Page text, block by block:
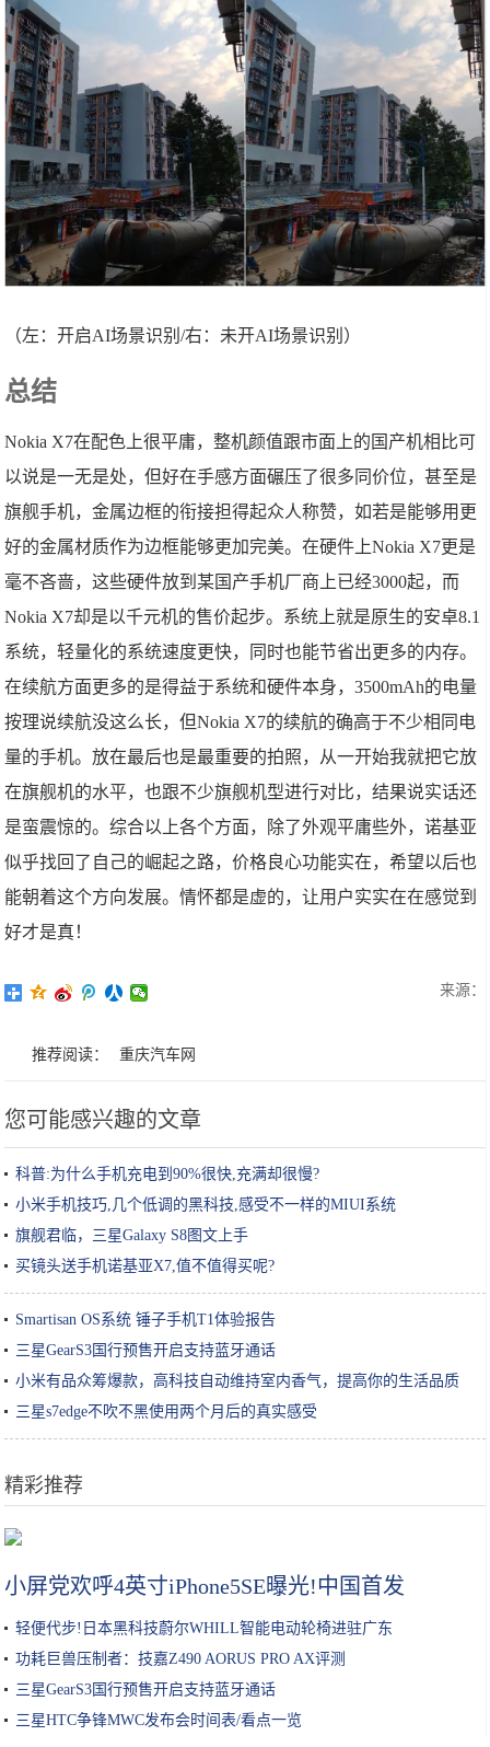
（左：开启AI场景识别/右：未开AI场景识别）
总结
Nokia X7在配色上很平庸，整机颜值跟市面上的国产机相比可
以说是一无是处，但好在手感方面碾压了很多同价位，甚至是
旗舰手机，金属边框的衔接担得起众人称赞，如若是能够用更
好的金属材质作为边框能够更加完美。在硬件上Nokia X7更是
毫不吝啬，这些硬件放到某国产手机厂商上已经3000起，而
Nokia X7却是以千元机的售价起步。系统上就是原生的安卓8.1
系统，轻量化的系统速度更快，同时也能节省出更多的内存。
在续航方面更多的是得益于系统和硬件本身，3500mAh的电量
按理说续航没这么长，但Nokia X7的续航的确高于不少相同电
量的手机。放在最后也是最重要的拍照，从一开始我就把它放
在旗舰机的水平，也跟不少旗舰机型进行对比，结果说实话还
是蛮震惊的。综合以上各个方面，除了外观平庸些外，诺基亚
似乎找回了自己的崛起之路，价格良心功能实在，希望以后也
能朝着这个方向发展。情怀都是虚的，让用户实实在在感觉到
好才是真！
来源：
推荐阅读： 重庆汽车网
您可能感兴趣的文章
科普:为什么手机充电到90%很快,充满却很慢?
小米手机技巧,几个低调的黑科技,感受不一样的MIUI系统
旗舰君临，三星Galaxy S8图文上手
买镜头送手机诺基亚X7,值不值得买呢?
Smartisan OS系统 锤子手机T1体验报告
三星GearS3国行预售开启支持蓝牙通话
小米有品众筹爆款，高科技自动维持室内香气，提高你的生活品质
三星s7edge不吹不黑使用两个月后的真实感受
精彩推荐
小屏党欢呼4英寸iPhone5SE曝光!中国首发
轻便代步!日本黑科技蔚尔WHILL智能电动轮椅进驻广东
功耗巨兽压制者：技嘉Z490 AORUS PRO AX评测
三星GearS3国行预售开启支持蓝牙通话
三星HTC争锋MWC发布会时间表/看点一览